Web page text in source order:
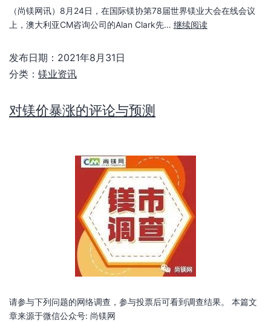
（尚镁网讯）8月24日，在国际镁协第78届世界镁业大会在线会议
上，澳大利亚CM咨询公司的Alan Clark先… 继续阅读
发布日期： 2021年8月31日
分类： 镁业资讯
对镁价暴涨的评论与预测
请参与下列问题的网络调查，参与投票后可看到调查结果。 本篇文
章来源于微信公众号: 尚镁网